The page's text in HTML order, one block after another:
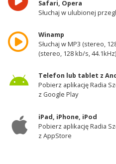
Safari, Opera
Słuchaj w ulubionej
Winamp
Słuchaj w MP3 (stereo,
(stereo, 128 kb/s, 44.1kHz)
Telefon lub tablet z
Pobierz aplikację Radia
z Google Play
iPad, iPhone, iPod
Pobierz aplikację Radia
z AppStore